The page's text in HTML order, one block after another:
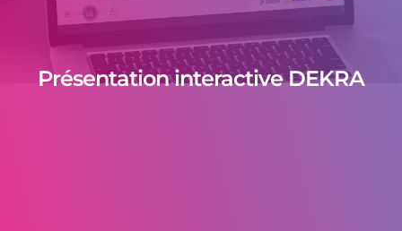
Présentation interactive DEKRA